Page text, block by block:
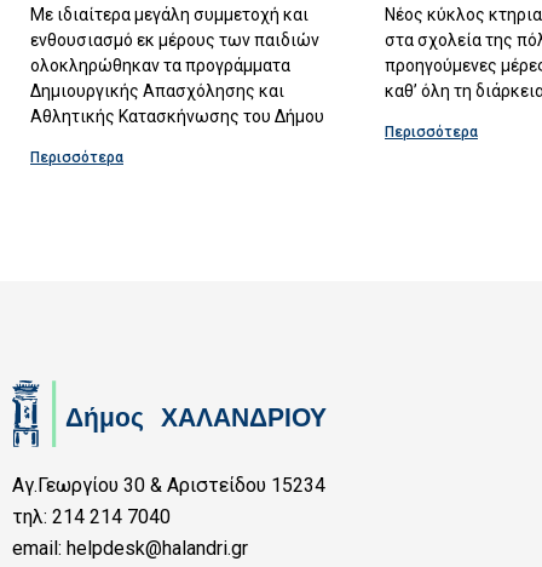
Με ιδιαίτερα μεγάλη συμμετοχή και
ενθουσιασμό εκ μέρους των παιδιών
ολοκληρώθηκαν τα προγράμματα
Δημιουργικής Απασχόλησης και
Αθλητικής Κατασκήνωσης του Δήμου
Περισσότερα
Νέος κύκλος
στα σχολεία της
προηγούμενες
καθ’ όλη τη
Περισσότερα
Αγ.Γεωργίου 30 & Αριστείδου 15234
τηλ: 214 214 7040
email: helpdesk@halandri.gr